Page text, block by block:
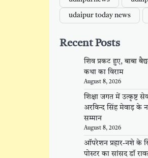
udaipur today news
Recent Posts
शिव प्रकट हुए, बाबा
कथा का विराम
August 8, 2026
शिक्षा जगत में उत्कृष्ट
अरविन्द सिंह मेवाड़ के
सम्मान
August 8, 2026
ऑपरेशन प्रहार-नशे के
पोस्टर का सांसद डॉ